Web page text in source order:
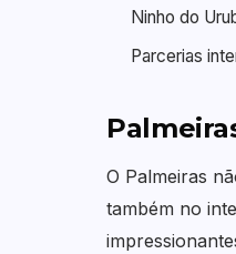
Ninho do
Parcerias
O Palmeiras
também no